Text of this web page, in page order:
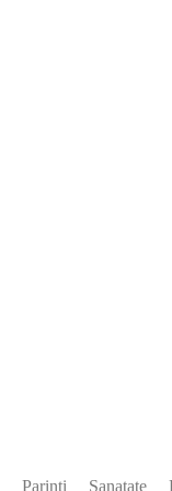
Parinti Sanatate